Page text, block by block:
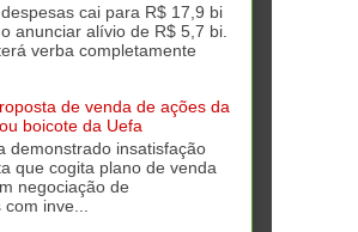
cai para R$ 17,9 bi
anunciar alívio de R$ 5,7 bi.
verba completamente
de venda de ações da
boicote da Uefa
demonstrado insatisfação
que cogita plano de venda
negociação de
com inve...